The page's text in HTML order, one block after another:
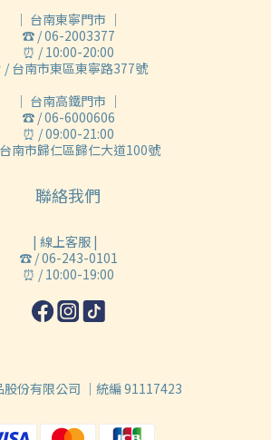
｜ 台南東寧門市 ｜
☎ / 06-2003377
⏰ / 10:00-20:00
/ 台南市東區東寧路377號
｜ 台南高鐵門市 ｜
☎ / 06-6000606
⏰ / 09:00-21:00
南市歸仁區歸仁大道100號
聯絡我們
| 線上客服 |
☎ / 06-243-0101
⏰ / 10:00-19:00
股份有限公司 ｜統編 91117423